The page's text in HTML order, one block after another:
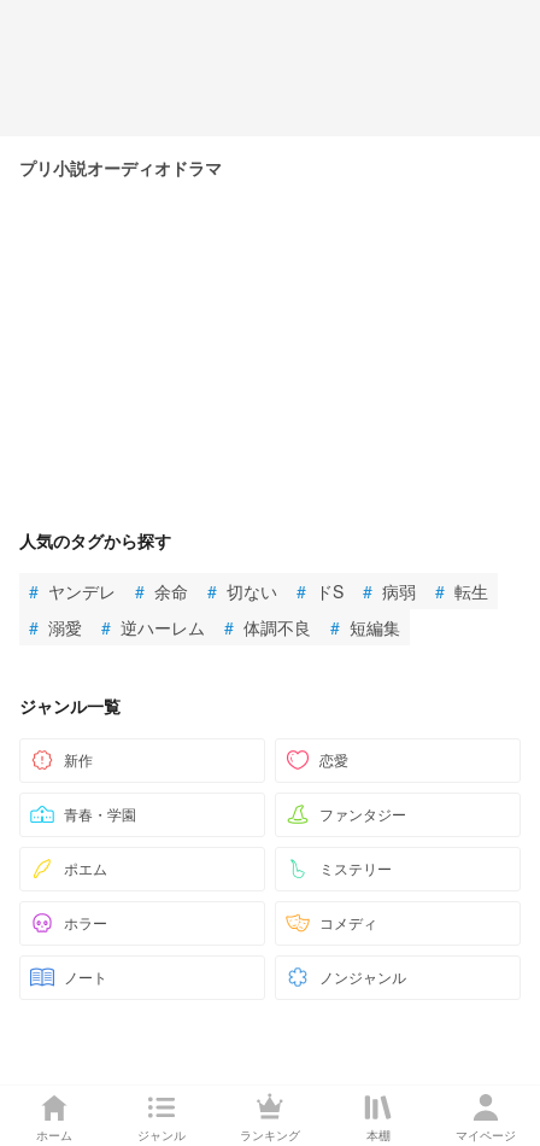
ホーム ジャンル ランキング 本棚 マイページ
プリ小説オーディオドラマ
人気のタグから探す
# ヤンデレ # 余命 # 切ない # ドS # 病弱 # 転生
# 溺愛 # 逆ハーレム # 体調不良 # 短編集
ジャンル一覧
新作 恋愛
青春・学園 ファンタジー
ポエム ミステリー
ホラー コメディ
ノート ノンジャンル